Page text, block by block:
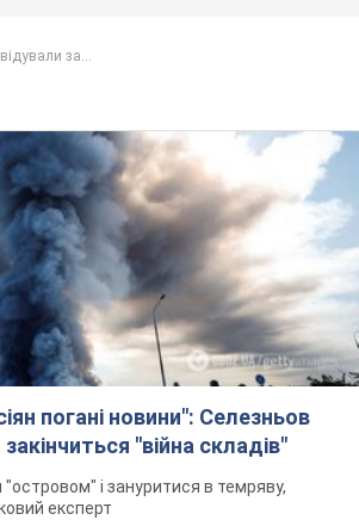
за...
погані новини": Селезньов
"війна складів"
і зануритися в темряву,
експерт